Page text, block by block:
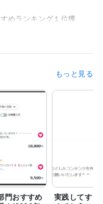
めランキング１位獲
ント:5年
年
年
もっと見る
門おすすめ
実践してすぐ